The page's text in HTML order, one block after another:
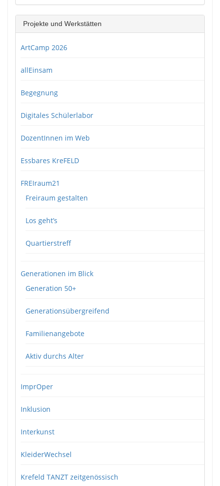
Projekte und Werkstätten
ArtCamp 2026
allEinsam
Begegnung
Digitales Schülerlabor
DozentInnen im Web
Essbares KreFELD
FREIraum21
Freiraum gestalten
Los geht’s
Quartierstreff
Generationen im Blick
Generation 50+
Generationsübergreifend
Familienangebote
Aktiv durchs Alter
ImprOper
Inklusion
Interkunst
KleiderWechsel
Krefeld TANZT zeitgenössisch